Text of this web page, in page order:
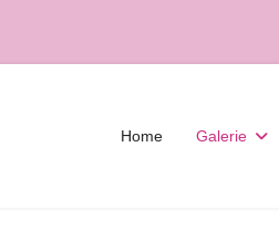
Home Galerie